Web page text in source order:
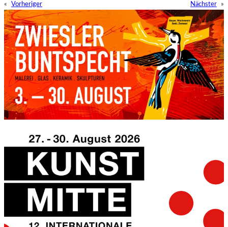
« Vorheriger Nächster »